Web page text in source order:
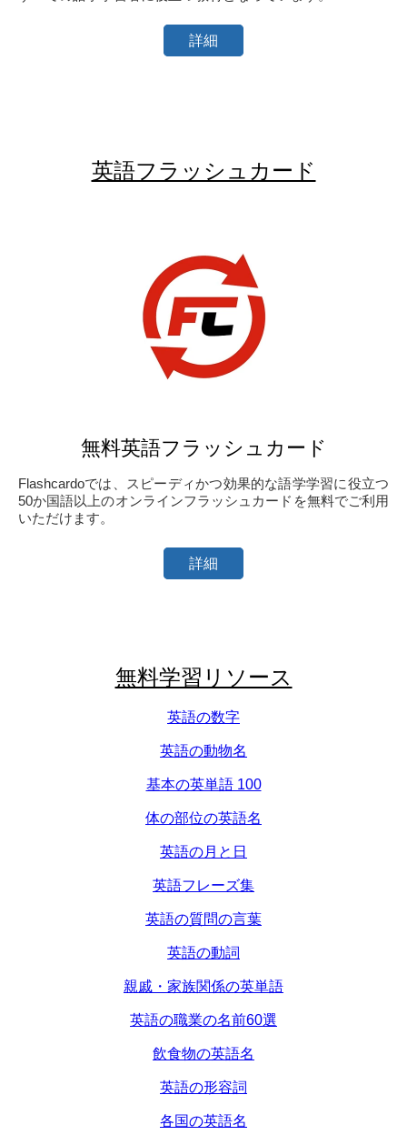
詳細
英語フラッシュカード
無料英語フラッシュカード
Flashcardoでは、スピーディかつ効果的な語学学習に役立つ
50か国語以上のオンラインフラッシュカードを無料でご利用
いただけます。
詳細
無料学習リソース
英語の数字
英語の動物名
基本の英単語 100
体の部位の英語名
英語の月と日
英語フレーズ集
英語の質問の言葉
英語の動詞
親戚・家族関係の英単語
英語の職業の名前60選
飲食物の英語名
英語の形容詞
各国の英語名